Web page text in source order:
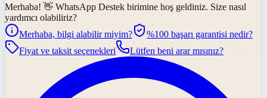
Merhaba! 👋 WhatsApp Destek birimine hoş geldiniz. Size nasıl
yardımcı olabiliriz?
Merhaba, bilgi alabilir miyim?
%100 başarı garantisi nedir?
Fiyat ve taksit seçenekleri
Lütfen beni arar mısınız?